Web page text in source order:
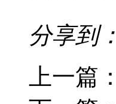
分享到：
上一篇：